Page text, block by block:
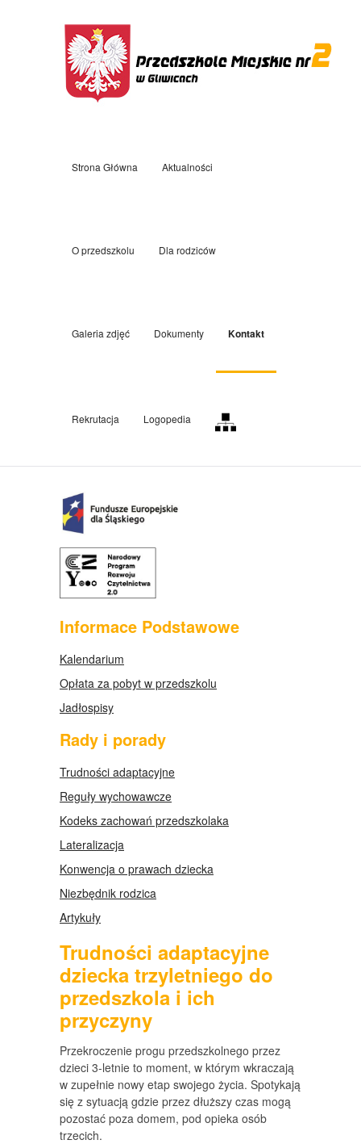
Strona Główna Aktualności
O przedszkolu Dla rodziców
Galeria zdjęć Dokumenty Kontakt
Rekrutacja Logopedia
Informace Podstawowe
Kalendarium
Opłata za pobyt w przedszkolu
Jadłospisy
Rady i porady
Trudności adaptacyjne
Reguły wychowawcze
Kodeks zachowań przedszkolaka
Lateralizacja
Konwencja o prawach dziecka
Niezbędnik rodzica
Artykuły
Trudności adaptacyjne
dziecka trzyletniego do
przedszkola i ich
przyczyny
Przekroczenie progu przedszkolnego przez
dzieci 3-letnie to moment, w którym wkraczają
w zupełnie nowy etap swojego życia. Spotykają
się z sytuacją gdzie przez dłuższy czas mogą
pozostać poza domem, pod opieka osób
trzecich.